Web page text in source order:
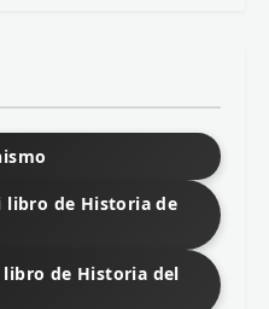
libro de Historia de
libro de Historia del